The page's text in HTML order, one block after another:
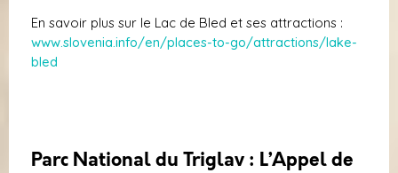
En savoir plus sur le Lac de Bled et ses attractions :
www.slovenia.info/en/places-to-go/attractions/lake-
bled
Parc National du Triglav : L’Appel de